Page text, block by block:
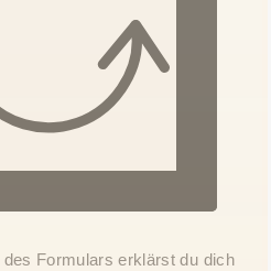
Formulars erklärst du dich